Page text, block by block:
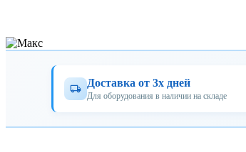
Доставка от 3х дней
Для оборудования в наличии на складе